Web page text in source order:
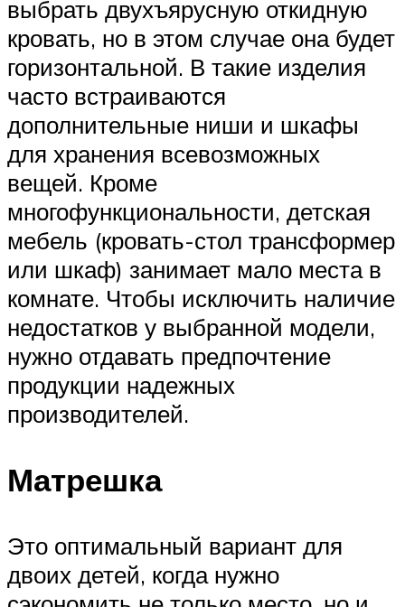
выбрать двухъярусную откидную
кровать, но в этом случае она будет
горизонтальной. В такие изделия
часто встраиваются
дополнительные ниши и шкафы
для хранения всевозможных
вещей. Кроме
многофункциональности, детская
мебель (кровать-стол трансформер
или шкаф) занимает мало места в
комнате. Чтобы исключить наличие
недостатков у выбранной модели,
нужно отдавать предпочтение
продукции надежных
производителей.
Матрешка
Это оптимальный вариант для
двоих детей, когда нужно